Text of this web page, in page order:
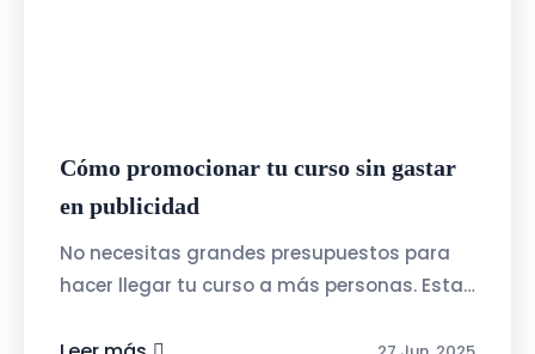
Cómo promocionar tu curso sin gastar
en publicidad
No necesitas grandes presupuestos para
hacer llegar tu curso a más personas. Estas